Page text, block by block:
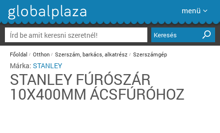
menü
Keresés
Főoldal Otthon Szerszám, barkács, alkatrész Szerszámgép
Márka: STANLEY
STANLEY FÚRÓSZÁR
10X400MM ÁCSFÚRÓHOZ